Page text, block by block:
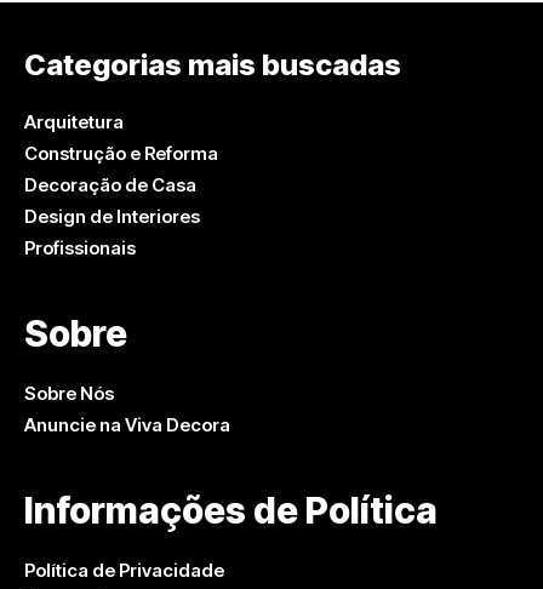
Categorias mais buscadas
Arquitetura
Construção e Reforma
Decoração de Casa
Design de Interiores
Profissionais
Sobre
Sobre Nós
Anuncie na Viva Decora
Informações de Política
Política de Privacidade